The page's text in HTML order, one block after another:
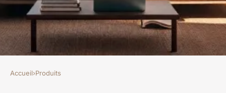
Accueil›Produits